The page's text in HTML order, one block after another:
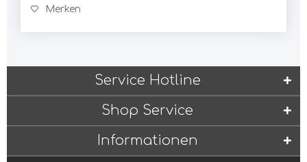
Merken
Service Hotline
Shop Service
Informationen